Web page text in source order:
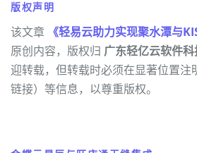
版权声明
该文章 《轻易云助力实现聚水潭与
原创内容，版权归 广东轻亿云软件
迎转载，但转载时必须在显著位置注
链接）等信息，以尊重版权。